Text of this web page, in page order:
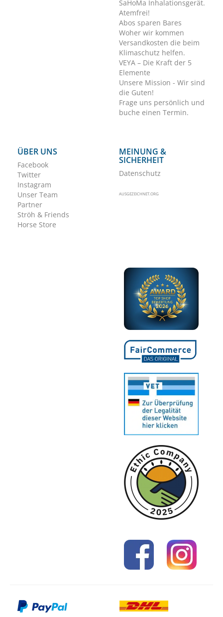
SaHoMa Inhalationsgerät.
Atemfrei!
Abos sparen Bares
Woher wir kommen
Versandkosten die beim
Klimaschutz helfen.
VEYA – Die Kraft der 5
Elemente
Unsere Mission - Wir sind
die Guten!
Frage uns persönlich und
buche einen Termin.
ÜBER UNS
Facebook
Twitter
Instagram
Unser Team
Partner
Ströh & Friends
Horse Store
MEINUNG &
SICHERHEIT
Datenschutz
AUSGEZEICHNET.ORG